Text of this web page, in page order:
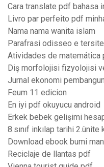
Cara translate pdf bahasa
Livro par perfeito pdf
Nama nama wanita islam
Parafrasi odisseo e
Atividades de matemática
Diş morfolojisi fizyolojisi
Jurnal ekonomi
Feum 11 edicion
En iyi pdf okuyucu android
Erkek bebek gelişimi
8.sınıf inkılap tarihi 2.ünite
Download ebook bumi
Reciclaje de llantas pdf